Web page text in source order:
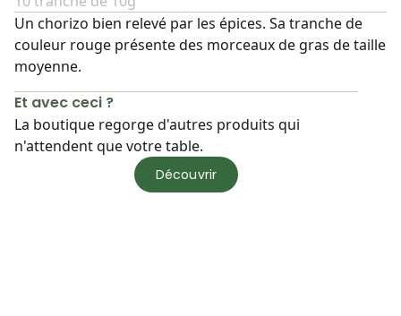
Un chorizo bien relevé par les épices. Sa tranche de
couleur rouge présente des morceaux de gras de taille
moyenne.
Et avec ceci ?
La boutique regorge d'autres produits qui
n'attendent que votre table.
Découvrir